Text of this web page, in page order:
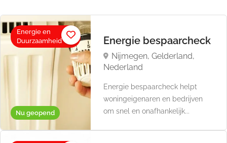
Nu geopend
Energie en
Duurzaamheid
Energie bespaarcheck
Nijmegen, Gelderland,
Nederland
Energie bespaarcheck helpt
woningeigenaren en bedrijven
om snel en onafhankelijk...